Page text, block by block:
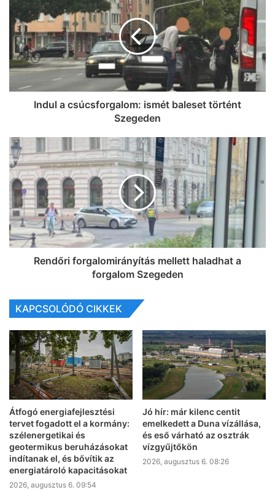
Indul a csúcsforgalom: ismét baleset történt
Szegeden
Rendőri forgalomirányítás mellett haladhat a
forgalom Szegeden
KAPCSOLÓDÓ CIKKEK
Átfogó energiafejlesztési
tervet fogadott el a kormány:
szélenergetikai és
geotermikus beruházásokat
indítanak el, és bővítik az
energiatároló kapacitásokat
2026, augusztus 6. 09:54
Jó hír: már kilenc centit
emelkedett a Duna vízállása,
és eső várható az osztrák
vízgyűjtőkön
2026, augusztus 6. 08:26